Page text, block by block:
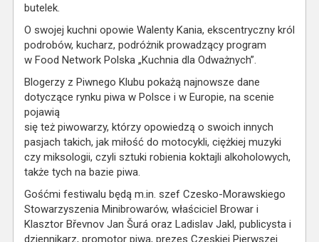
butelek.
O swojej kuchni opowie Walenty Kania, ekscentryczny król
podrobów, kucharz, podróżnik prowadzący program
w Food Network Polska „Kuchnia dla Odważnych”.
Blogerzy z Piwnego Klubu pokażą najnowsze dane
dotyczące rynku piwa w Polsce i w Europie, na scenie
pojawią
się też piwowarzy, którzy opowiedzą o swoich innych
pasjach takich, jak miłość do motocykli, ciężkiej muzyki
czy miksologii, czyli sztuki robienia koktajli alkoholowych,
także tych na bazie piwa.
Gośćmi festiwalu będą m.in. szef Czesko-Morawskiego
Stowarzyszenia Minibrowarów, właściciel Browar i
Klasztor Břevnov Jan Šurá oraz Ladislav Jakl, publicysta i
dziennikarz, promotor piwa, prezes Czeskiej Pierwszej